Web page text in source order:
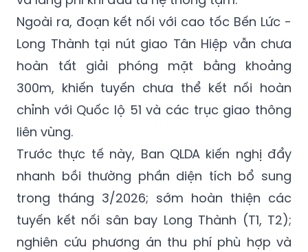
Ngoài ra, đoạn kết nối với cao tốc Bến Lức -
Long Thành tại nút giao Tân Hiệp vẫn chưa
hoàn tất giải phóng mặt bằng khoảng
300m, khiến tuyến chưa thể kết nối hoàn
chỉnh với Quốc lộ 51 và các trục giao thông
liên vùng.
Trước thực tế này, Ban QLDA kiến nghị đẩy
nhanh bồi thường phần diện tích bổ sung
trong tháng 3/2026; sớm hoàn thiện các
tuyến kết nối sân bay Long Thành (T1, T2);
nghiên cứu phương án thu phí phù hợp và